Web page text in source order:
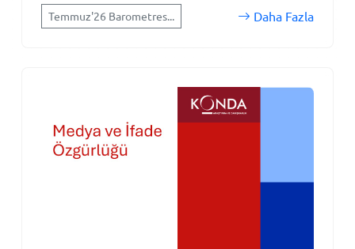
Temmuz'26 Barometres... Daha Fazla